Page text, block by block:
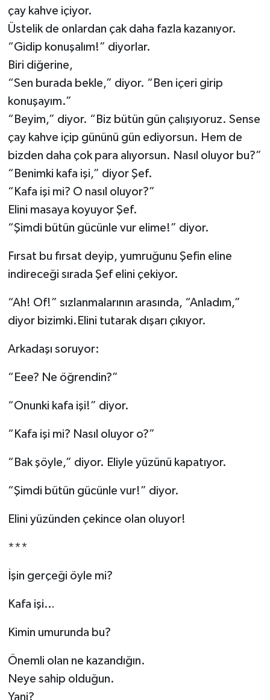
çay kahve içiyor.
Üstelik de onlardan çak daha fazla kazanıyor.
“Gidip konuşalım!” diyorlar.
Biri diğerine,
“Sen burada bekle,” diyor. “Ben içeri girip
konuşayım.”
“Beyim,” diyor. “Biz bütün gün çalışıyoruz. Sense
çay kahve içip gününü gün ediyorsun. Hem de
bizden daha çok para alıyorsun. Nasıl oluyor bu?”
“Benimki kafa işi,” diyor Şef.
“Kafa işi mi? O nasıl oluyor?”
Elini masaya koyuyor Şef.
“Şimdi bütün gücünle vur elime!” diyor.
Fırsat bu fırsat deyip, yumruğunu Şefin eline
indireceği sırada Şef elini çekiyor.
“Ah! Of!” sızlanmalarının arasında, “Anladım,”
diyor bizimki.Elini tutarak dışarı çıkıyor.
Arkadaşı soruyor:
“Eee? Ne öğrendin?”
“Onunki kafa işi!” diyor.
“Kafa işi mi? Nasıl oluyor o?”
“Bak şöyle,” diyor. Eliyle yüzünü kapatıyor.
“Şimdi bütün gücünle vur!” diyor.
Elini yüzünden çekince olan oluyor!
***
İşin gerçeği öyle mi?
Kafa işi…
Kimin umurunda bu?
Önemli olan ne kazandığın.
Neye sahip olduğun.
Yani?